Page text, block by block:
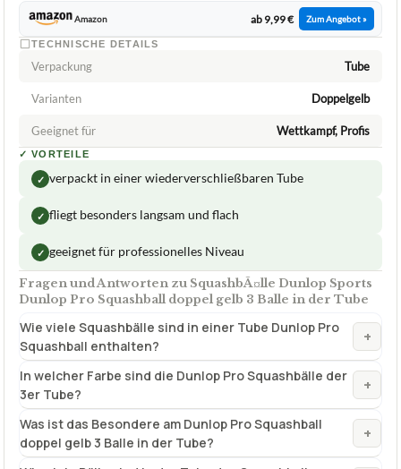
Amazon ab 9,99 € Zum Angebot »
TECHNISCHE DETAILS
Verpackung Tube
Varianten Doppelgelb
Geeignet für Wettkampf, Profis
✓ VORTEILE
✓ verpackt in einer wiederverschließbaren Tube
✓ fliegt besonders langsam und flach
✓ geeignet für professionelles Niveau
Fragen und Antworten zu SquashbÃ¤lle Dunlop Sports
Dunlop Pro Squashball doppel gelb 3 Balle in der Tube
Wie viele Squashbälle sind in einer Tube Dunlop Pro
Squashball enthalten?
+
In welcher Farbe sind die Dunlop Pro Squashbälle der
3er Tube?
+
Was ist das Besondere am Dunlop Pro Squashball
doppel gelb 3 Balle in der Tube?
+